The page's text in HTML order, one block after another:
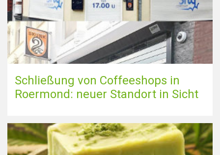
Schließung von Coffeeshops in
Roermond: neuer Standort in Sicht